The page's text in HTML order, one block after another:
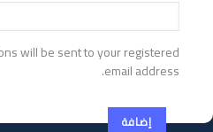
will be sent to your registered
email address.